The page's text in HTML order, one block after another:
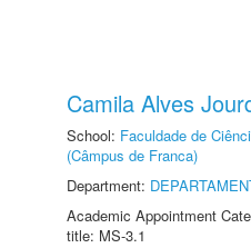
Camila Alves
School: Faculdade de
(Câmpus de Franca)
Department:
Academic Appointment
title: MS-3.1